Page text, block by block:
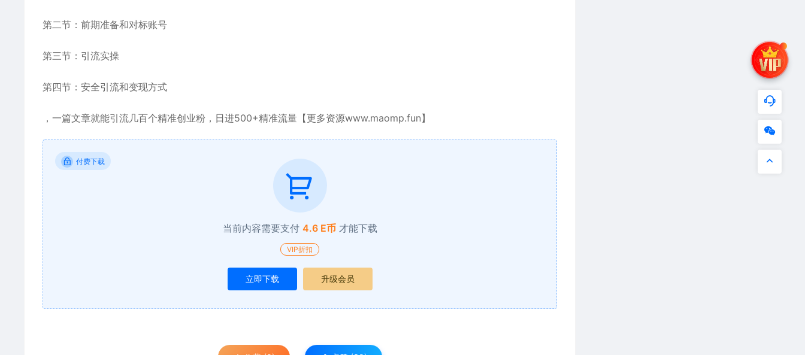
第二节：前期准备和对标账号
第三节：引流实操
第四节：安全引流和变现方式
，一篇文章就能引流几百个精准创业粉，日进500+精准流量【更多资源www.maomp.fun】
付费下载
当前内容需要支付 4.6 E币 才能下载
VIP折扣
立即下载 升级会员